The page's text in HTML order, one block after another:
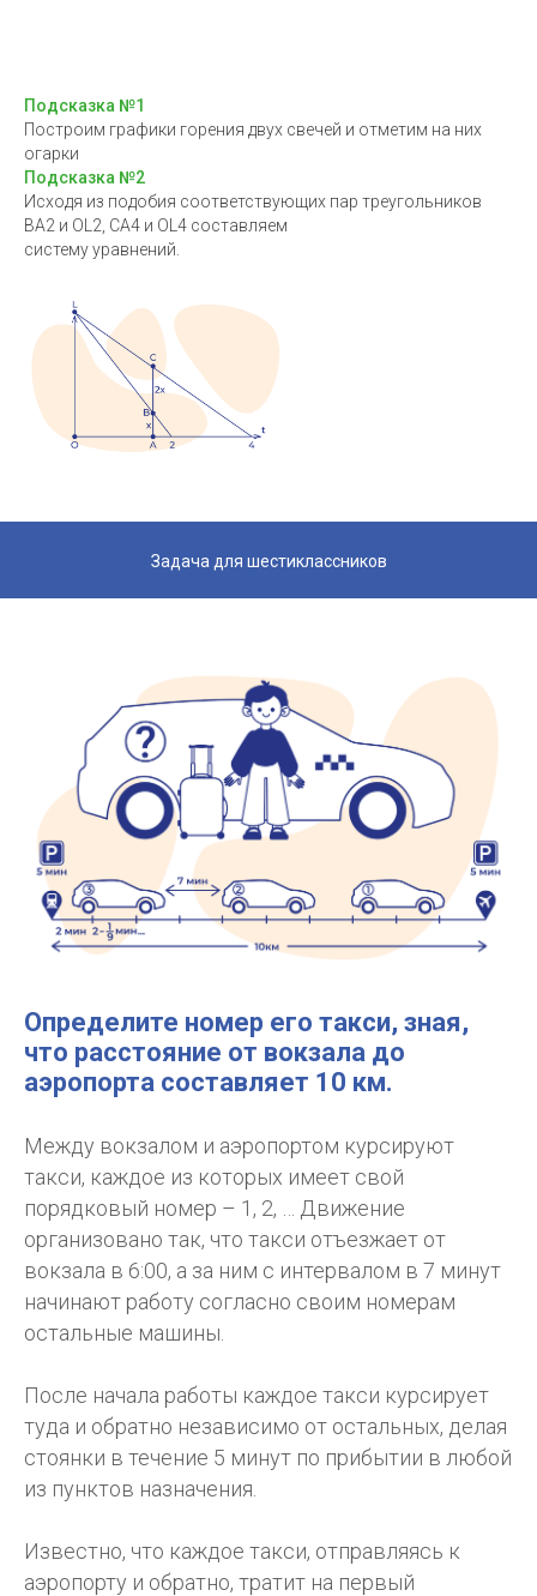
Подсказка №1
Построим графики горения двух свечей и отметим на них
огарки
Подсказка №2
Исходя из подобия соответствующих пар треугольников
ВА2 и OL2, CA4 и OL4 составляем
систему уравнений.
Задача для шестиклассников
Определите номер его такси, зная,
что расстояние от вокзала до
аэропорта составляет 10 км.
Между вокзалом и аэропортом курсируют
такси, каждое из которых имеет свой
порядковый номер – 1, 2, … Движение
организовано так, что такси отъезжает от
вокзала в 6:00, а за ним с интервалом в 7 минут
начинают работу согласно своим номерам
остальные машины.
После начала работы каждое такси курсирует
туда и обратно независимо от остальных, делая
стоянки в течение 5 минут по прибытии в любой
из пунктов назначения.
Известно, что каждое такси, отправляясь к
аэропорту и обратно, тратит на первый